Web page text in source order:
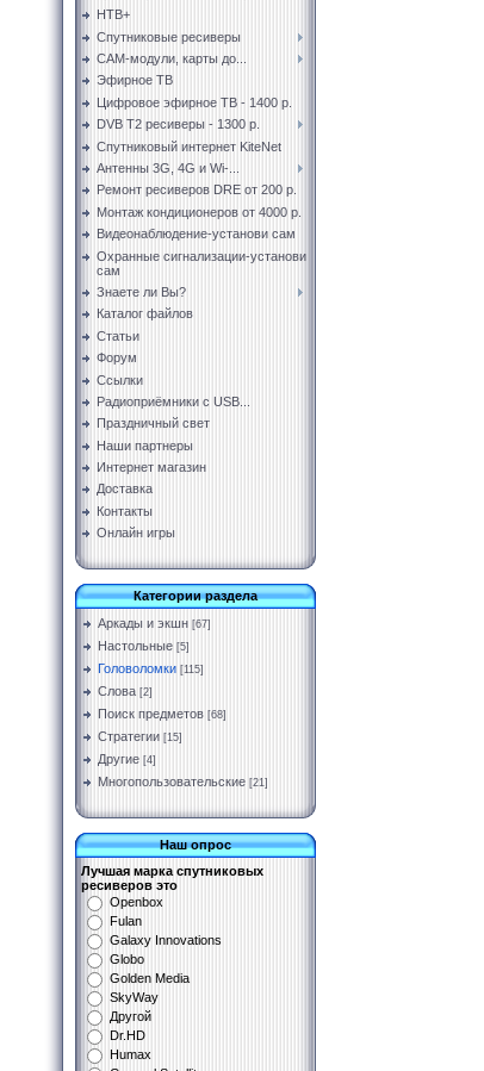
НТВ+
Спутниковые ресиверы
CAM-модули, карты до...
Эфирное ТВ
Цифровое эфирное ТВ - 1400 р.
DVB T2 ресиверы - 1300 р.
Спутниковый интернет KiteNet
Антенны 3G, 4G и Wi-...
Ремонт ресиверов DRE от 200 р.
Монтаж кондиционеров от 4000 р.
Видеонаблюдение-установи сам
Охранные сигнализации-установи
сам
Знаете ли Вы?
Каталог файлов
Статьи
Форум
Ссылки
Радиоприёмники с USB...
Праздничный свет
Наши партнеры
Интернет магазин
Доставка
Контакты
Онлайн игры
Категории раздела
Аркады и экшн [67]
Настольные [5]
Головоломки [115]
Слова [2]
Поиск предметов [68]
Стратегии [15]
Другие [4]
Многопользовательские [21]
Наш опрос
Лучшая марка спутниковых
ресиверов это
Openbox
Fulan
Galaxy Innovations
Globo
Golden Media
SkyWay
Другой
Dr.HD
Humax